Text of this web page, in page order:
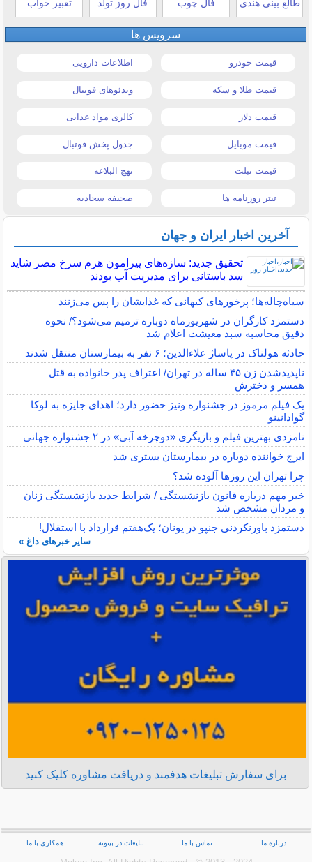
طالع بینی هندی فال چوب فال روز تولد تعبیر خواب
سرویس ها
قیمت خودرو اطلاعات دارویی
قیمت طلا و سکه ویدئوهای فوتبال
قیمت دلار کالری مواد غذایی
قیمت موبایل جدول پخش فوتبال
قیمت تبلت نهج البلاغه
تیتر روزنامه ها صحیفه سجادیه
آخرین اخبار ایران و جهان
تحقیق جدید: سازه‌های پیرامون هرم سرخ مصر شاید
سد باستانی برای مدیریت آب بودند
سیاه‌چاله‌ها؛ پرخورهای کیهانی که غذایشان را پس می‌زنند
دستمزد کارگران در شهریورماه دوباره ترمیم می‌شود؟/ نحوه
دقیق محاسبه سبد معیشت اعلام شد
حادثه هولناک در پاساژ علاءالدین؛ ۶ نفر به بیمارستان منتقل شدند
ناپدیدشدن زن ۴۵ ساله در تهران/ اعتراف پدر خانواده به قتل
همسر و دخترش
یک فیلم مرموز در جشنواره ونیز حضور دارد؛ اهدای جایزه به لوکا
گوادانینو
نامزدی بهترین فیلم و بازیگری «دوچرخه آبی» در ۲ جشنواره جهانی
ایرج خواننده دوباره در بیمارستان بستری شد
چرا تهران این روزها آلوده شد؟
خبر مهم درباره قانون بازنشستگی / شرایط جدید بازنشستگی زنان
و مردان مشخص شد
دستمزد باورنکردنی جنپو در یونان؛ یک‌هفتم قرارداد با استقلال!
سایر خبرهای داغ »
برای سفارش تبلیغات هدفمند و دریافت مشاوره کلیک کنید
درباره ما تماس با ما تبلیغات در بیتوته همکاری با ما